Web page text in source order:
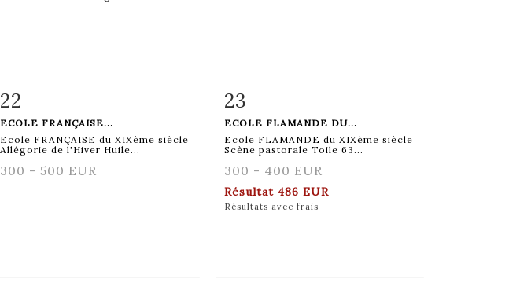
Fiche détaillée
22
ECOLE FRANÇAISE...
Ecole FRANÇAISE du XIXème siècle
Allégorie de l'Hiver Huile...
300 - 500 EUR
Fiche détaillée
23
ECOLE FLAMANDE DU...
Ecole FLAMANDE du XIXème siècle
Scène pastorale Toile 63...
300 - 400 EUR
Résultat 486 EUR
Résultats avec frais